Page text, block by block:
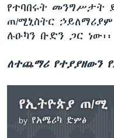
የተባበሩት መንግሥታት
ጠ/ሚኒስትር
ሉዑካን ቡድን ጋር ነው፡፡
ለተጨማሪ የተያያዘውን
የኢትዮጵያ ጠ/ሚ
by የአሜሪካ ድምፅ
No media